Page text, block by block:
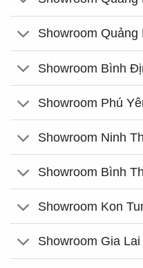
Showroom Quảng
Showroom Bình
Showroom Phú
Showroom Ninh
Showroom Bình
Showroom Kon
Showroom Gia Lai